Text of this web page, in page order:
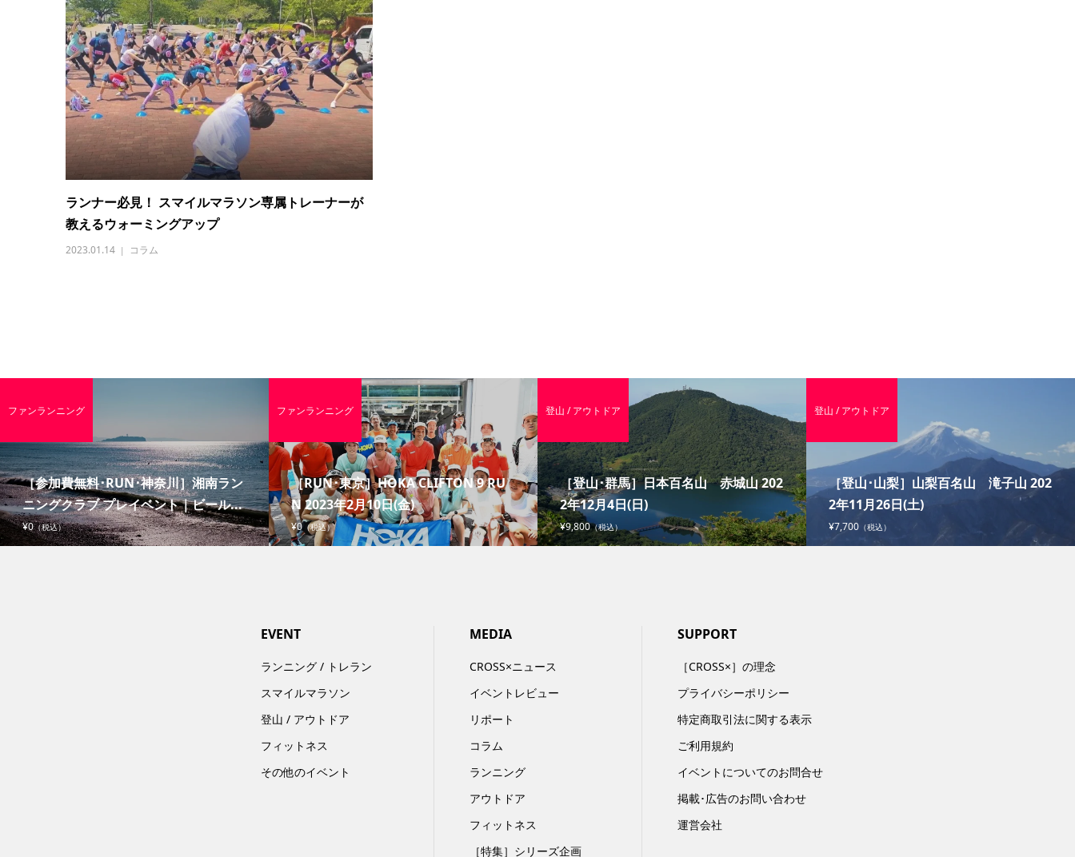
ランナー必見！ スマイルマラソン専属トレーナーが
教えるウォーミングアップ
2023.01.14 コラム
［参加費無料･RUN･神奈川］湘南ラン
ニングクラブ プレイベント｜ビール...
¥0（税込）
ファンランニング
［RUN･東京］HOKA CLIFTON 9 RU
N 2023年2月10日(金)
¥0（税込）
ファンランニング
［登山･群馬］日本百名山 赤城山 202
2年12月4日(日)
¥9,800（税込）
登山 / アウトドア
［登山･山梨］山梨百名山 滝子山 202
2年11月26日(土)
¥7,700（税込）
登山 / アウトドア
EVENT
ランニング / トレラン
スマイルマラソン
登山 / アウトドア
フィットネス
その他のイベント
MEDIA
CROSS×ニュース
イベントレビュー
リポート
コラム
ランニング
アウトドア
フィットネス
［特集］シリーズ企画
SUPPORT
［CROSS×］の理念
プライバシーポリシー
特定商取引法に関する表示
ご利用規約
イベントについてのお問合せ
掲載･広告のお問い合わせ
運営会社